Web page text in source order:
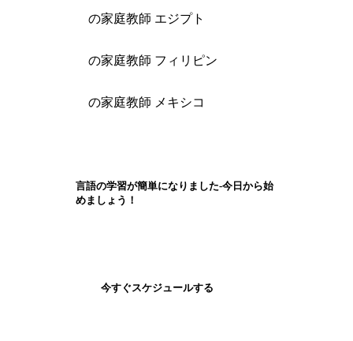
の家庭教師 エジプト
の家庭教師 フィリピン
の家庭教師 メキシコ
言語の学習が簡単になりました-今日から始
めましょう！
今すぐスケジュールする